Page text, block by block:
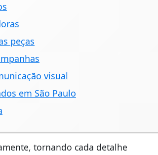
peças
visual
em São Paulo
tornando cada detalhe